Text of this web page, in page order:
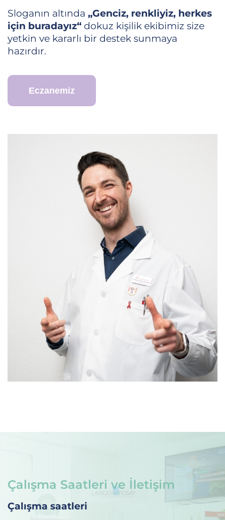
Sloganın altında „Genciz, renkliyiz, herkes
için buradayız“ dokuz kişilik ekibimiz size
yetkin ve kararlı bir destek sunmaya
hazırdır.
Eczanemiz
Çalışma Saatleri ve İletişim
Çalışma saatleri